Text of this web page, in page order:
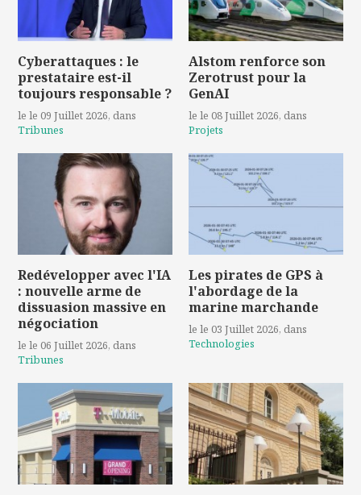
Cyberattaques : le
prestataire est-il
toujours responsable ?
le le 09 Juillet 2026, dans
Tribunes
Alstom renforce son
Zerotrust pour la
GenAI
le le 08 Juillet 2026, dans
Projets
Redévelopper avec l'IA
: nouvelle arme de
dissuasion massive en
négociation
le le 06 Juillet 2026, dans
Tribunes
Les pirates de GPS à
l'abordage de la
marine marchande
le le 03 Juillet 2026, dans
Technologies